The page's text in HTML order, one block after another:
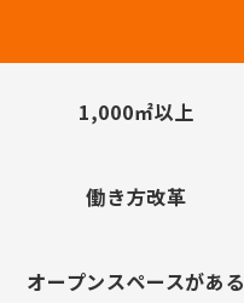
1,000㎡以上
働き方改革
オープンスペースがある